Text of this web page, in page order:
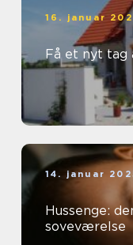
16. januar
Få et nyt tag
14. januar
Hussenge:
soveværelse